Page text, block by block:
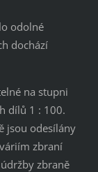
odolné
dochází
na stupni
dílů 1 : 100.
jsou odesílány
zbraní
zbraně